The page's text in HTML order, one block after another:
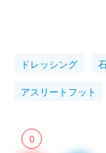
ドレッシング
アスリートフット
0